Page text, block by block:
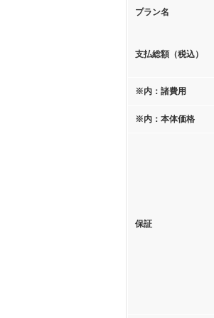
プラン名
支払総額（税込）
※内：諸費用
※内：本体価格
保証